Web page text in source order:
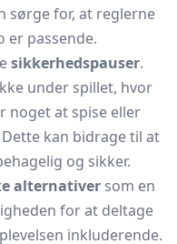
sørge for, at reglerne
er passende.
sikkerhedspauser.
under spillet, hvor
noget at spise eller
kan bidrage til at
og sikker.
alternativer som en
for at deltage
inkluderende.